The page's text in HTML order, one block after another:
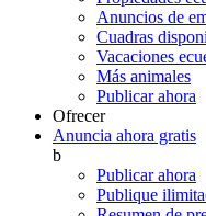
Anuncios de
Cuadras
Vacaciones
Más animales
Publicar ahora
Ofrecer
Anuncia ahora gratis
b
Publicar ahora
Publique